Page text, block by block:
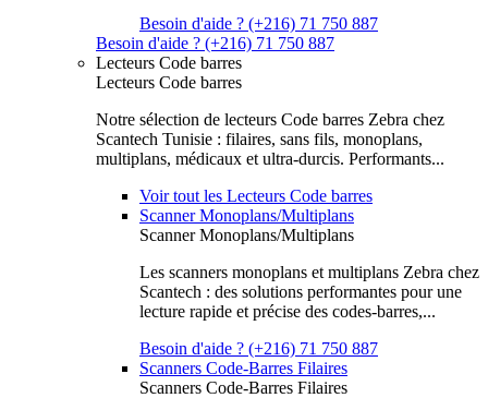
Besoin d'aide ? (+216) 71 750 887
Besoin d'aide ? (+216) 71 750 887
Lecteurs Code barres
Lecteurs Code barres
Notre sélection de lecteurs Code barres Zebra chez
Scantech Tunisie : filaires, sans fils, monoplans,
multiplans, médicaux et ultra-durcis. Performants...
Voir tout les Lecteurs Code barres
Scanner Monoplans/Multiplans
Scanner Monoplans/Multiplans
Les scanners monoplans et multiplans Zebra chez
Scantech : des solutions performantes pour une
lecture rapide et précise des codes-barres,...
Besoin d'aide ? (+216) 71 750 887
Scanners Code-Barres Filaires
Scanners Code-Barres Filaires